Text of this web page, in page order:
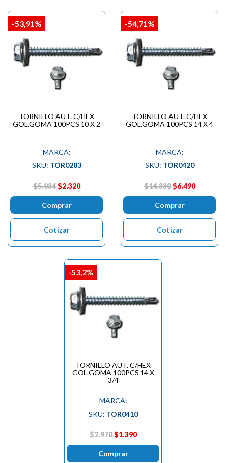
TORNILLO AUT. C/HEX
GOL.GOMA 100PCS 10 X 2
MARCA:
SKU: TOR0283
$5.034 $2.320
Comprar
Cotizar
-53,91%
TORNILLO AUT. C/HEX
GOL.GOMA 100PCS 14 X 4
MARCA:
SKU: TOR0420
$14.330 $6.490
Comprar
Cotizar
-54,71%
TORNILLO AUT. C/HEX
GOL.GOMA 100PCS 14 X
3/4
MARCA:
SKU: TOR0410
$2.970 $1.390
Comprar
-53,2%